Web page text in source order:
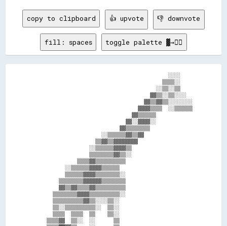
copy to clipboard 👍 upvote 👎 downvote
fill: spaces toggle palette ▓→✊🏽
                                            ░░░░
                                          ▒▒▒▒░░
                                        ░░▒▒░░▒▒
                                      ▓▓▒▒░░▒▒░░░░
                                    ▓▓▒▒▓▓▒▒░░░░░░░░
                                  ▓▓▓▓▒▒▒▒  ░░▒▒▒▒▒▒
                                ▓▓▒▒▒▒▒▒
                              ▓▓░░▓▓▓▓░░
                            ▓▓▒▒▒▒▒▒▒▒
                      ░░▒▒▒▒▒▒▓▓▒▒▓▓
                    ▒▒▓▓▒▒▓▓▓▓▓▓▓▓
                  ░░▒▒▒▒▒▒▓▓▓▓▒▒
                  ▒▒▒▒▒▒▒▒▓▓▒▒░░
              ▒▒▒▒▓▓▒▒▒▒▒▒▒▒▒▒
          ░░▒▒▒▒▒▒▓▓▓▓▒▒▒▒▒▒
          ▒▒▒▒▒▒▓▓▓▓▒▒▒▒▒▒▒▒░░
        ▒▒▒▒▒▒▒▒▓▓▓▓▓▓▒▒▒▒▒▒▒▒
        ▓▓▒▒▓▓▒▒▒▒▓▓▒▒▒▒▒▒▒▒▒▒
      ▒▒▒▒▒▒▒▒▓▓▓▓▒▒▒▒▒▒▒▒▒▒░░
      ▒▒▒▒▒▒▒▒▒▒▓▓▒▒░░░░▒▒░░
      ▒▒░░▒▒▒▒▒▒▒▒▒▒░░  ▒▒░░
      ▒▒▒▒  ▒▒▒▒  ▒▒    ▒▒░░
    ▒▒▒▒▓▓  ▒▒░░  ░░      ▒▒